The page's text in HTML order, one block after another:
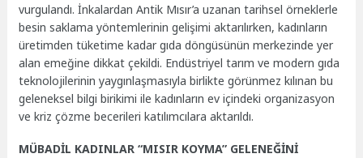
vurgulandı. İnkalardan Antik Mısır’a uzanan tarihsel örneklerle
besin saklama yöntemlerinin gelişimi aktarılırken, kadınların
üretimden tüketime kadar gıda döngüsünün merkezinde yer
alan emeğine dikkat çekildi. Endüstriyel tarım ve modern gıda
teknolojilerinin yaygınlaşmasıyla birlikte görünmez kılınan bu
geleneksel bilgi birikimi ile kadınların ev içindeki organizasyon
ve kriz çözme becerileri katılımcılara aktarıldı.
MÜBADİL KADINLAR “MISIR KOYMA” GELENEĞİNİ